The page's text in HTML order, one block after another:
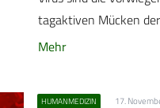
tagaktiven Mücken
Mehr
HUMANMEDIZIN 17.